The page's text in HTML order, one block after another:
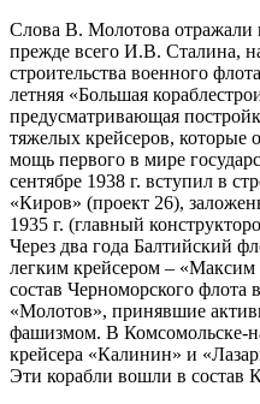
Слова В. Молотова отражали
прежде всего И.В. Сталина,
строительства военного
летняя «Большая
предусматривающая
тяжелых крейсеров, которые
мощь первого в мире
сентябре 1938 г. вступил в
«Киров» (проект 26),
1935 г. (главный
Через два года Балтийский
легким крейсером – «Максим
состав Черноморского
«Молотов», принявшие
фашизмом. В Комсомольске-
крейсера «Калинин» и
Эти корабли вошли в